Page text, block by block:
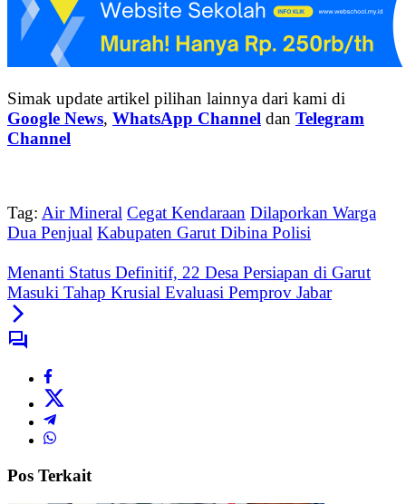
Simak update artikel pilihan lainnya dari kami di
Google News, WhatsApp Channel dan Telegram
Channel
Tag: Air Mineral Cegat Kendaraan Dilaporkan Warga
Dua Penjual Kabupaten Garut Dibina Polisi
Menanti Status Definitif, 22 Desa Persiapan di Garut
Masuki Tahap Krusial Evaluasi Pemprov Jabar
Pos Terkait